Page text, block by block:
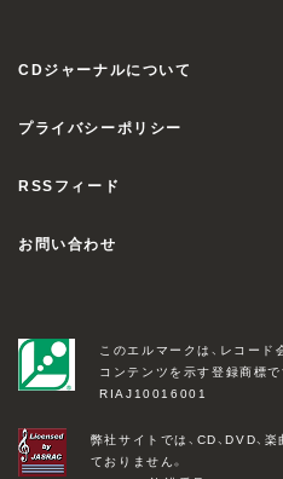
CDジャーナルについて
プライバシーポリシー
RSSフィード
お問い合わせ
このエルマークは、レコード
コンテンツを示す登録商標で
RIAJ10016001
弊社サイトでは、CD、DVD、
ておりません。